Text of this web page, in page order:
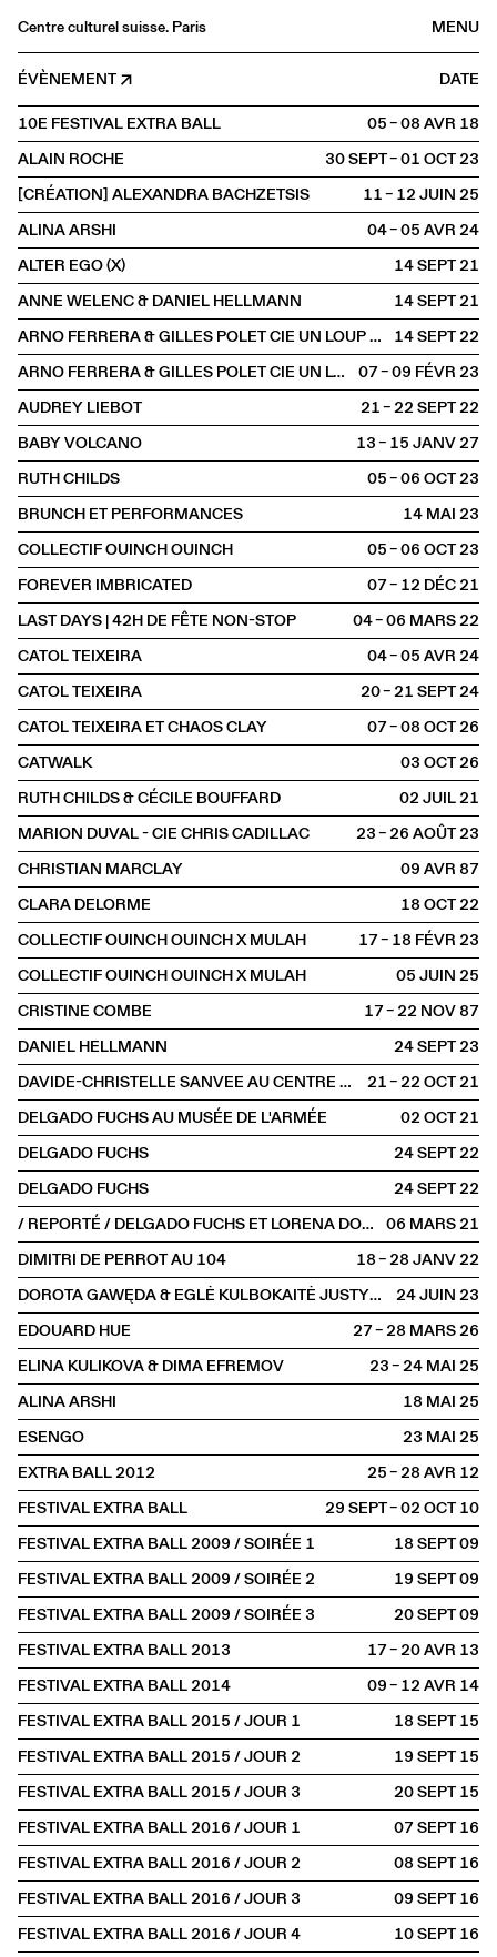
MENU
Centre culturel suisse. Paris
Agenda
Librairie
Buvette
Archives
Médiathèque
Éditions
Informations
FR/EN
SCÈNE Performance
ÉVÈNEMENT
DATE
10E FESTIVAL EXTRA BALL
05 – 08 AVR2018
ALAIN ROCHE
30 SEPT – 01 OCT2023
[CRÉATION] ALEXANDRA BACHZETSIS
11 – 12 JUIN2025
ALINA ARSHI
04 – 05 AVR2024
ALTER EGO (X)
14 SEPT2021
ANNE WELENC & DANIEL HELLMANN
14 SEPT2021
ARNO FERRERA & GILLES POLET CIE UN LOUP POUR L'HOMME
14 SEPT2022
ARNO FERRERA & GILLES POLET CIE UN LOUP POUR L'HOMME
07 – 09 FÉVR2023
AUDREY LIEBOT
21 – 22 SEPT2022
BABY VOLCANO
13 – 15 JANV2027
RUTH CHILDS
05 – 06 OCT2023
BRUNCH ET PERFORMANCES
14 MAI2023
COLLECTIF OUINCH OUINCH
05 – 06 OCT2023
FOREVER IMBRICATED
07 – 12 DÉC2021
LAST DAYS | 42H DE FÊTE NON-STOP
04 – 06 MARS2022
CATOL TEIXEIRA
04 – 05 AVR2024
CATOL TEIXEIRA
20 – 21 SEPT2024
CATOL TEIXEIRA ET CHAOS CLAY
07 – 08 OCT2026
CATWALK
03 OCT2026
RUTH CHILDS & CÉCILE BOUFFARD
02 JUIL2021
MARION DUVAL - CIE CHRIS CADILLAC
23 – 26 AOÛT2023
CHRISTIAN MARCLAY
09 AVR1987
CLARA DELORME
18 OCT2022
COLLECTIF OUINCH OUINCH X MULAH
17 – 18 FÉVR2023
COLLECTIF OUINCH OUINCH X MULAH
05 JUIN2025
CRISTINE COMBE
17 – 22 NOV1987
DANIEL HELLMANN
24 SEPT2023
DAVIDE-CHRISTELLE SANVEE AU CENTRE POMPIDOU
21 – 22 OCT2021
DELGADO FUCHS AU MUSÉE DE L'ARMÉE
02 OCT2021
DELGADO FUCHS
24 SEPT2022
DELGADO FUCHS
24 SEPT2022
/ REPORTÉ / DELGADO FUCHS ET LORENA DOZIO AU THÉÂTRE DE VANVES
06 MARS2021
DIMITRI DE PERROT AU 104
18 – 28 JANV2022
DOROTA GAWĘDA & EGLĖ KULBOKAITĖ JUSTYNA CHABEREK ET OSKAR PAWEŁKO
24 JUIN2023
EDOUARD HUE
27 – 28 MARS2026
ELINA KULIKOVA & DIMA EFREMOV
23 – 24 MAI2025
ALINA ARSHI
18 MAI2025
ESENGO
23 MAI2025
EXTRA BALL 2012
25 – 28 AVR2012
FESTIVAL EXTRA BALL
29 SEPT – 02 OCT2010
FESTIVAL EXTRA BALL 2009 / SOIRÉE 1
18 SEPT2009
FESTIVAL EXTRA BALL 2009 / SOIRÉE 2
19 SEPT2009
FESTIVAL EXTRA BALL 2009 / SOIRÉE 3
20 SEPT2009
FESTIVAL EXTRA BALL 2013
17 – 20 AVR2013
FESTIVAL EXTRA BALL 2014
09 – 12 AVR2014
FESTIVAL EXTRA BALL 2015 / JOUR 1
18 SEPT2015
FESTIVAL EXTRA BALL 2015 / JOUR 2
19 SEPT2015
FESTIVAL EXTRA BALL 2015 / JOUR 3
20 SEPT2015
FESTIVAL EXTRA BALL 2016 / JOUR 1
07 SEPT2016
FESTIVAL EXTRA BALL 2016 / JOUR 2
08 SEPT2016
FESTIVAL EXTRA BALL 2016 / JOUR 3
09 SEPT2016
FESTIVAL EXTRA BALL 2016 / JOUR 4
10 SEPT2016